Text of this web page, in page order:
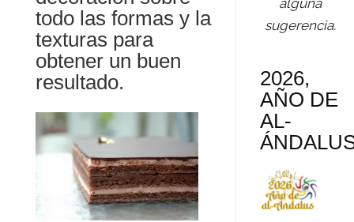
todo las formas y la
texturas para
obtener un buen
resultado.
alguna
sugerencia.
2026,
AÑO DE
AL-